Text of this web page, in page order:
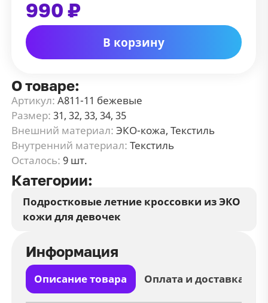
990 ₽
В корзину
О товаре:
Артикул: А811-11 бежевые
Размер: 31, 32, 33, 34, 35
Внешний материал: ЭКО-кожа, Текстиль
Внутренний материал: Текстиль
Осталось: 9 шт.
Категории:
Подростковые летние кроссовки из ЭКО
кожи для девочек
Информация
Описание товара Оплата и доставка